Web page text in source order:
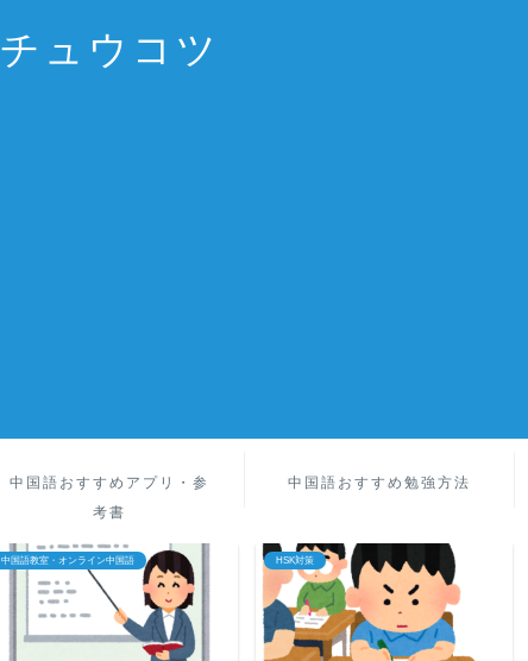
チュウコツ
中国語おすすめアプリ・参
考書
中国語おすすめ勉強方法
中国語教室・オンライン中国語 HSK対策